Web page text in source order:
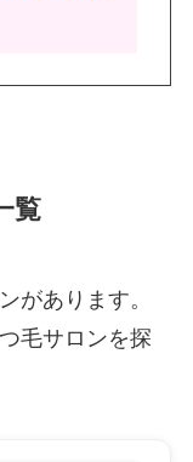
覧
があります。
毛サロンを探